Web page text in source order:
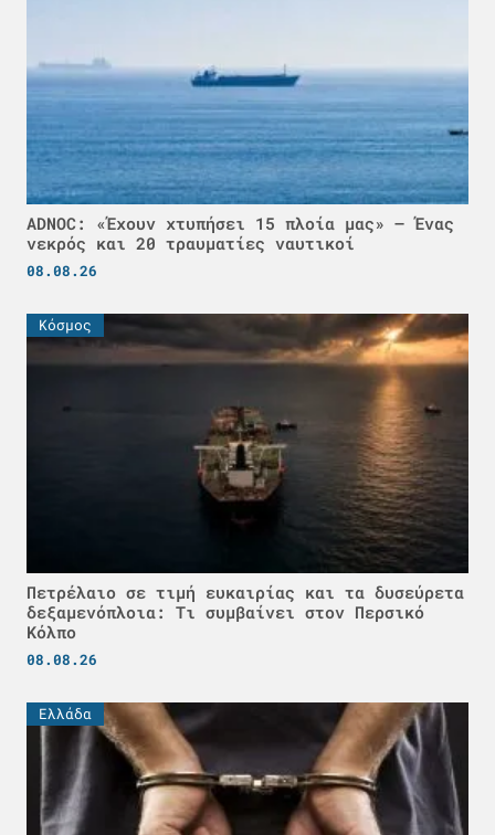
ADNOC: «Έχουν χτυπήσει 15 πλοία μας» – Ένας
νεκρός και 20 τραυματίες ναυτικοί
08.08.26
Κόσμος
Πετρέλαιο σε τιμή ευκαιρίας και τα δυσεύρετα
δεξαμενόπλοια: Τι συμβαίνει στον Περσικό
Κόλπο
08.08.26
Ελλάδα